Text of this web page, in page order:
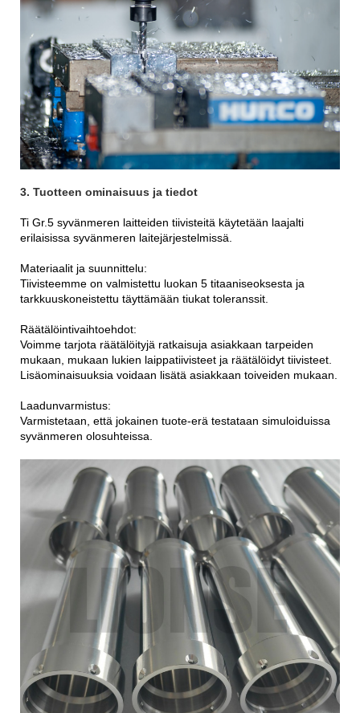
3. Tuotteen ominaisuus ja tiedot
Ti Gr.5 syvänmeren laitteiden tiivisteitä käytetään laajalti
erilaisissa syvänmeren laitejärjestelmissä.
Materiaalit ja suunnittelu:
Tiivisteemme on valmistettu luokan 5 titaaniseoksesta ja
tarkkuuskoneistettu täyttämään tiukat toleranssit.
Räätälöintivaihtoehdot:
Voimme tarjota räätälöityjä ratkaisuja asiakkaan tarpeiden
mukaan, mukaan lukien laippatiivisteet ja räätälöidyt tiivisteet.
Lisäominaisuuksia voidaan lisätä asiakkaan toiveiden mukaan.
Laadunvarmistus:
Varmistetaan, että jokainen tuote-erä testataan simuloiduissa
syvänmeren olosuhteissa.